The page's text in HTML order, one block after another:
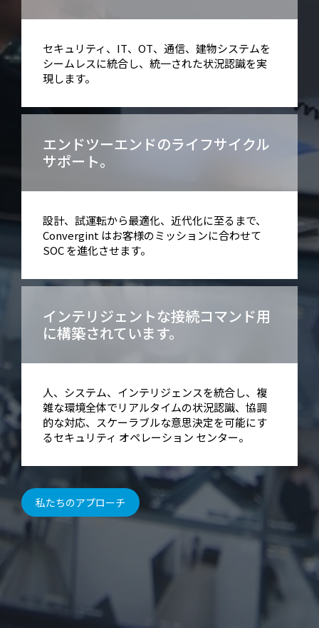
セキュリティ、IT、OT、通信、建物システムを
シームレスに統合し、統一された状況認識を実
現します。
エンドツーエンドのライフサイクル
サポート。
設計、試運転から最適化、近代化に至るまで、
Convergint はお客様のミッションに合わせて
SOC を進化させます。
インテリジェントな接続コマンド用
に構築されています。
人、システム、インテリジェンスを統合し、複
雑な環境全体でリアルタイムの状況認識、協調
的な対応、スケーラブルな意思決定を可能にす
るセキュリティ オペレーション センター。
私たちのアプローチ